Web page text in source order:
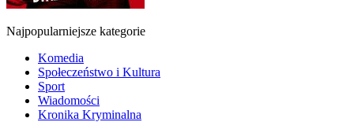
Najpopularniejsze kategorie
Komedia
Społeczeństwo i Kultura
Sport
Wiadomości
Kronika Kryminalna